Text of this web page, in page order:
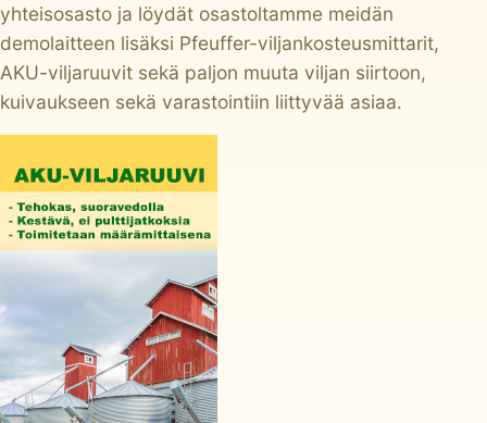
yhteisosasto ja löydät osastoltamme meidän
demolaitteen lisäksi Pfeuffer-viljankosteusmittarit,
AKU-viljaruuvit sekä paljon muuta viljan siirtoon,
kuivaukseen sekä varastointiin liittyvää asiaa.